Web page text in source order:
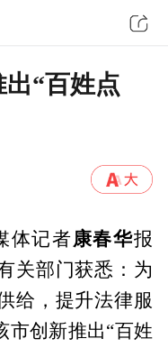
“百姓点
体记者康春华报
关部门获悉：为
给，提升法律服
市创新推出“百姓